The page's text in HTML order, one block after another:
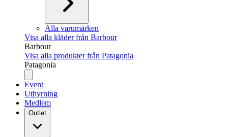
Alla varumärken
Visa alla kläder från Barbour
Barbour
Visa alla produkter från Patagonia
Patagonia
Event
Uthyrning
Medlem
Outlet